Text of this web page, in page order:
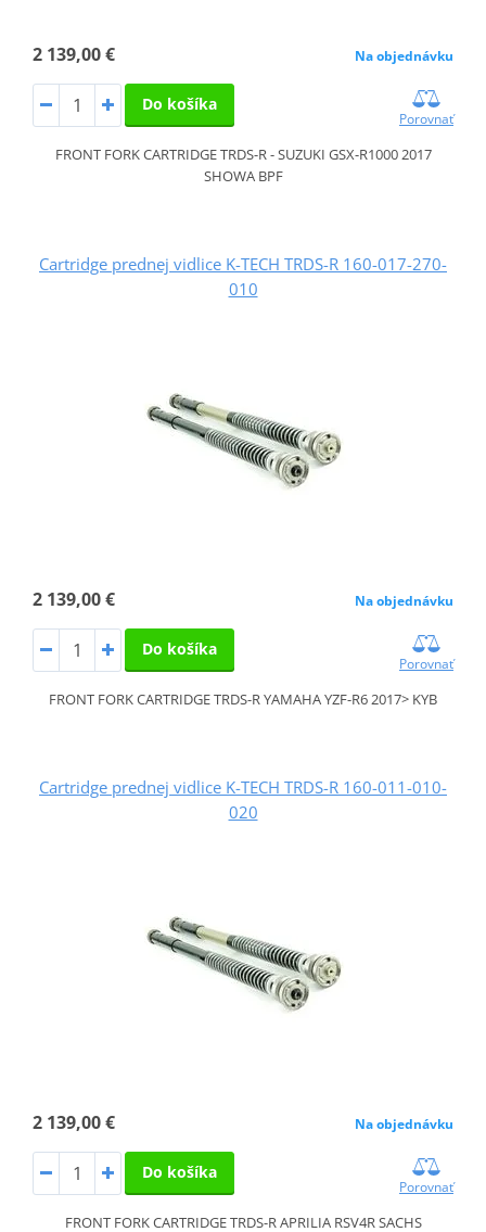
2 139,00 € Na objednávku
Do košíka
Porovnať
FRONT FORK CARTRIDGE TRDS-R - SUZUKI GSX-R1000 2017
SHOWA BPF
Cartridge prednej vidlice K-TECH TRDS-R 160-017-270-
010
2 139,00 € Na objednávku
Do košíka
Porovnať
FRONT FORK CARTRIDGE TRDS-R YAMAHA YZF-R6 2017> KYB
Cartridge prednej vidlice K-TECH TRDS-R 160-011-010-
020
2 139,00 € Na objednávku
Do košíka
Porovnať
FRONT FORK CARTRIDGE TRDS-R APRILIA RSV4R SACHS